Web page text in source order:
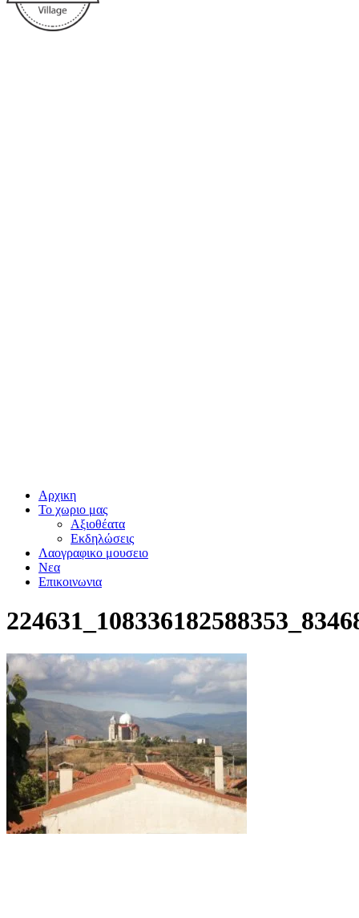
Αρχικη
Το χωριο μας
Αξιοθέατα
Εκδηλώσεις
Λαογραφικο μουσειο
Νεα
Επικοινωνια